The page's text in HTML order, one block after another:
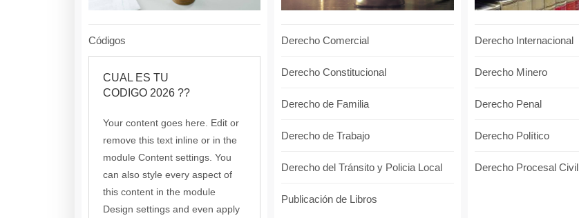
Códigos
CUAL ES TU
CODIGO 2026 ??
Your content goes here. Edit or
remove this text inline or in the
module Content settings. You
can also style every aspect of
this content in the module
Design settings and even apply
Derecho Comercial
Derecho Constitucional
Derecho de Familia
Derecho de Trabajo
Derecho del Tránsito y Policia Local
Publicación de Libros
Derecho Internacional
Derecho Minero
Derecho Penal
Derecho Político
Derecho Procesal Civil